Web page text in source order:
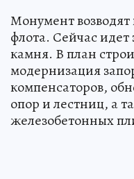
Монумент
флота. Сейчас идет
камня. В план
модернизация
компенсаторов,
опор и лестниц, а
железобетонных